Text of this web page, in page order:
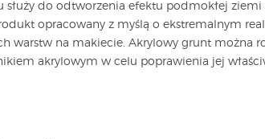
do odtworzenia efektu podmokłej
opracowany z myślą o ekstremalnym
warstw na makiecie. Akrylowy grunt można
akrylowym w celu poprawienia jej